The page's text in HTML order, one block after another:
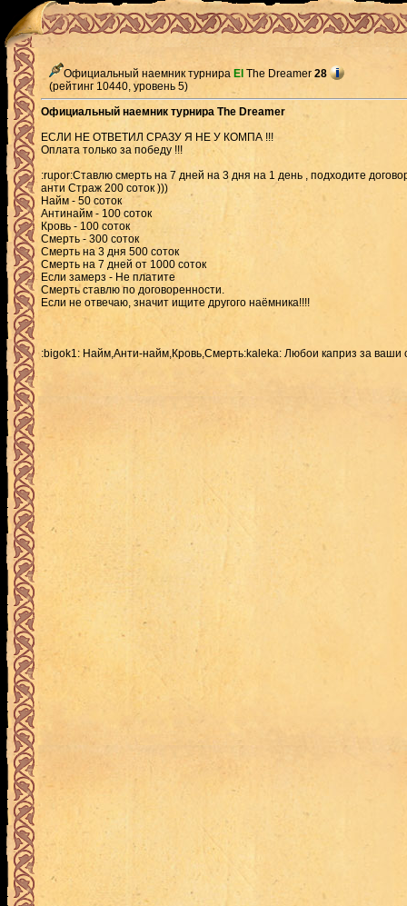
Официальный наемник турнира El The Dreamer 28
(рейтинг 10440, уровень 5)
Официальный наемник турнира The Dreamer
ЕСЛИ НЕ ОТВЕТИЛ СРАЗУ Я НЕ У КОМПА !!!
Оплата только за победу !!!
:rupor:Ставлю смерть на 7 дней на 3 дня на 1 день , подходите
анти Страж 200 соток )))
Найм - 50 соток
Антинайм - 100 соток
Кровь - 100 соток
Смерть - 300 соток
Смерть на 3 дня 500 соток
Смерть на 7 дней от 1000 соток
Если замерз - Не платите
Смерть ставлю по договоренности.
Если не отвечаю, значит ищите другого наёмника!!!!
:bigok1: Найм,Анти-найм,Кровь,Смерть:kaleka: Любои каприз за ваши